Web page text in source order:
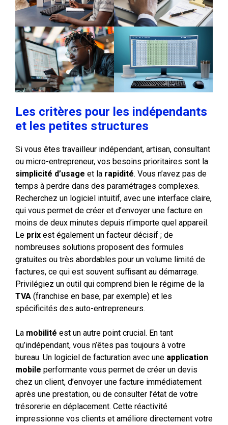
Les critères pour les indépendants
et les petites structures
Si vous êtes travailleur indépendant, artisan, consultant
ou micro-entrepreneur, vos besoins prioritaires sont la
simplicité d’usage et la rapidité. Vous n’avez pas de
temps à perdre dans des paramétrages complexes.
Recherchez un logiciel intuitif, avec une interface claire,
qui vous permet de créer et d’envoyer une facture en
moins de deux minutes depuis n’importe quel appareil.
Le prix est également un facteur décisif ; de
nombreuses solutions proposent des formules
gratuites ou très abordables pour un volume limité de
factures, ce qui est souvent suffisant au démarrage.
Privilégiez un outil qui comprend bien le régime de la
TVA (franchise en base, par exemple) et les
spécificités des auto-entrepreneurs.
La mobilité est un autre point crucial. En tant
qu’indépendant, vous n’êtes pas toujours à votre
bureau. Un logiciel de facturation avec une application
mobile performante vous permet de créer un devis
chez un client, d’envoyer une facture immédiatement
après une prestation, ou de consulter l’état de votre
trésorerie en déplacement. Cette réactivité
impressionne vos clients et améliore directement votre